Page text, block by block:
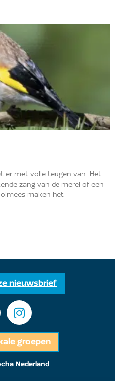
er met volle teugen van. Het
zang van de merel of een
maken het
nieuwsbrief
groepen
Nederland